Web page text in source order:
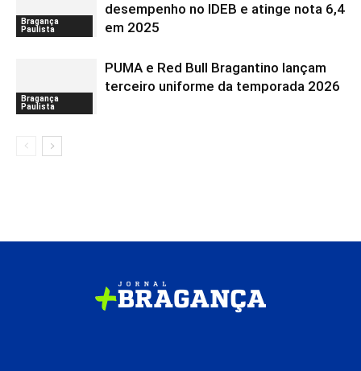
Bragança
Paulista
desempenho no IDEB e atinge nota 6,4
em 2025
Bragança
Paulista
PUMA e Red Bull Bragantino lançam
terceiro uniforme da temporada 2026